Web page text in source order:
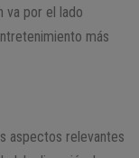
va por el lado
más
aspectos relevantes